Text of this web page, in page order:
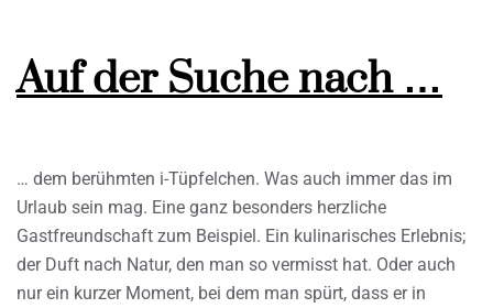
Auf der Suche nach …
… dem berühmten i-Tüpfelchen. Was auch immer das im
Urlaub sein mag. Eine ganz besonders herzliche
Gastfreundschaft zum Beispiel. Ein kulinarisches Erlebnis;
der Duft nach Natur, den man so vermisst hat. Oder auch
nur ein kurzer Moment, bei dem man spürt, dass er in